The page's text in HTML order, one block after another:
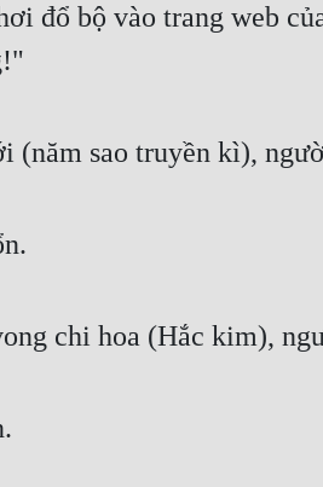
đổ bộ vào trang web
(năm sao truyền kì),
chi hoa (Hắc kim),